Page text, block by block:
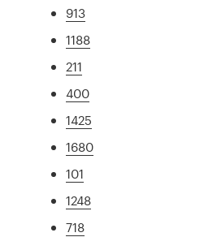
913
1188
211
400
1425
1680
101
1248
718